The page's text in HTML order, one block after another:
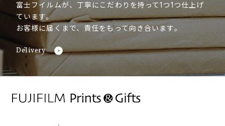
富士フイルムが、丁寧にこだわりを持って1つ1つ仕上げ
ています。
お客様に届くまで、責任をもって向き合います。
Delivery